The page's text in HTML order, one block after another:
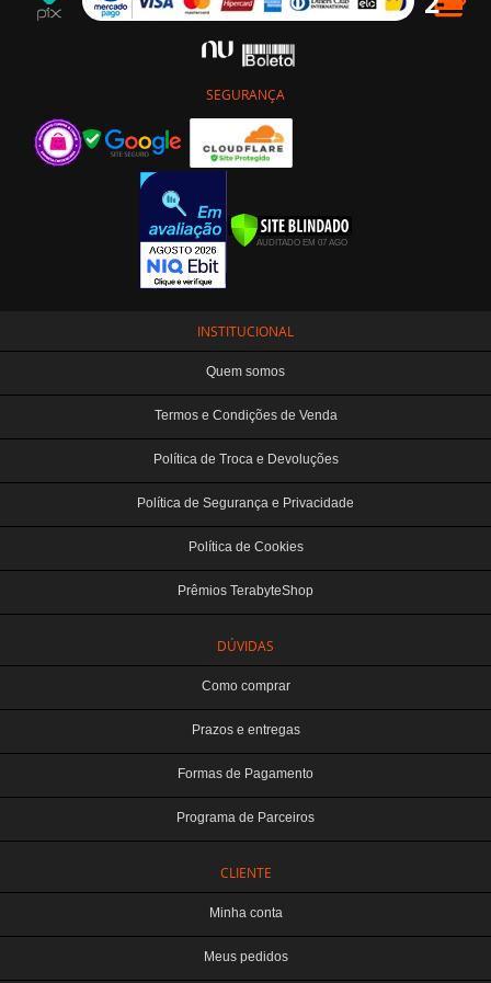
SEGURANÇA
INSTITUCIONAL
Quem somos
Termos e Condições de Venda
Política de Troca e Devoluções
Política de Segurança e Privacidade
Política de Cookies
Prêmios TerabyteShop
DÚVIDAS
Como comprar
Prazos e entregas
Formas de Pagamento
Programa de Parceiros
CLIENTE
Minha conta
Meus pedidos